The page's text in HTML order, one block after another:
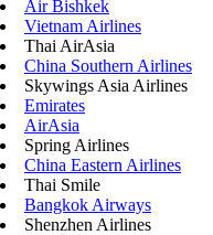
Air Bishkek
Vietnam Airlines
Thai AirAsia
China Southern Airlines
Skywings Asia Airlines
Emirates
AirAsia
Spring Airlines
China Eastern Airlines
Thai Smile
Bangkok Airways
Shenzhen Airlines